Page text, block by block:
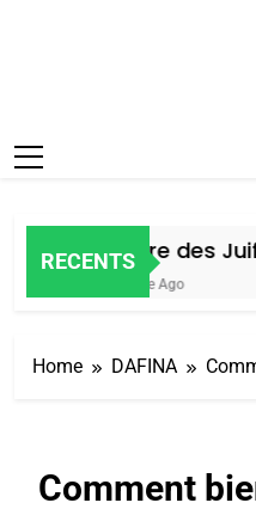
RECENTS
Histoire des
1 Semaine Ago
Home DAFINA
Comment